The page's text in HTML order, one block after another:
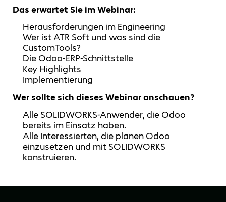
Das erwartet Sie im Webinar:
Herausforderungen im Engineering
Wer ist ATR Soft und was sind die
CustomTools?
Die Odoo-ERP-Schnittstelle
Key Highlights
Implementierung
Wer sollte sich dieses Webinar anschauen?
Alle SOLIDWORKS-Anwender, die Odoo
bereits im Einsatz haben.
Alle Interessierten, die planen Odoo
einzusetzen und mit SOLIDWORKS
konstruieren.